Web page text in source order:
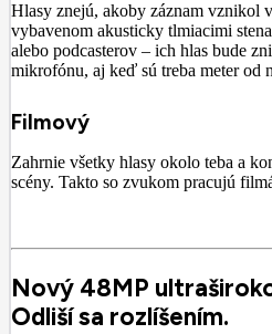
Hlasy znejú, akoby záznam vznikol
vybavenom akusticky tlmiacimi
alebo podcasterov – ich hlas bude
mikrofónu, aj keď sú treba meter od
Filmový
Zahrnie všetky hlasy okolo teba a
scény. Takto so zvukom pracujú
Nový 48MP
Odliší sa rozlíšením.